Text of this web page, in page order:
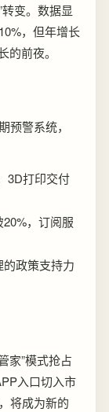
变。数据显
，但年增长
前夜。
预警系统，
3D打印交付
，订阅服
政策支持力
家”模式抢占
入口切入市
将成为新的